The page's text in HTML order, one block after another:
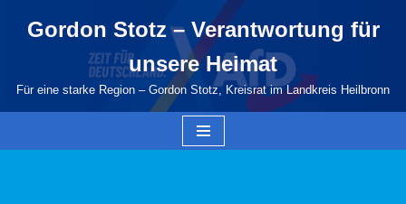
springen
Gordon Stotz – Verantwortung für
unsere Heimat
Für eine starke Region – Gordon Stotz, Kreisrat im Landkreis Heilbronn